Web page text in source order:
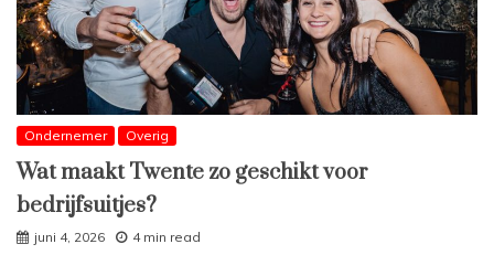
Ondernemer Overig
Wat maakt Twente zo geschikt voor
bedrijfsuitjes?
juni 4, 2026 4 min read